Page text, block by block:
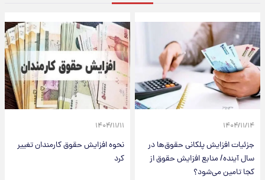
۱۴۰۴/۱۱/۱۴
جزئیات افزایش پلکانی حقوق‌ها در
سال آینده/ منابع افزایش حقوق از
کجا تامین می‌شود؟
۱۴۰۴/۱۱/۱۱
نحوه افزایش حقوق کارمندان تغییر
کرد